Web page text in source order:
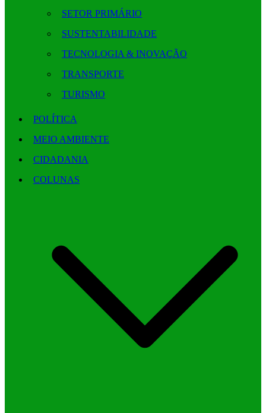
SETOR PRIMÁRIO
SUSTENTABILIDADE
TECNOLOGIA & INOVAÇÃO
TRANSPORTE
TURISMO
POLÍTICA
MEIO AMBIENTE
CIDADANIA
COLUNAS